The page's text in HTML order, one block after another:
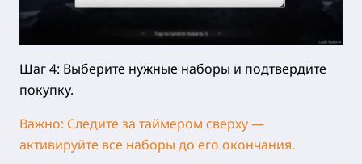
Шаг 4: Выберите нужные наборы и подтвердите
покупку.
Важно: Следите за таймером сверху —
активируйте все наборы до его окончания.